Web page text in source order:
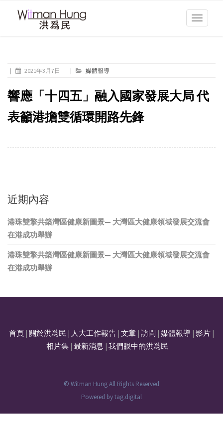
Toggle
| 2021年3月7日 | 媒體報導
響應「十四五」融入國家發展大局 代
表籲港擔雙循環開路先鋒
近期內容
港珠雙擎共築灣區健康新圖景— 大灣區大健康領域發展交流會
在港成功舉辦
港珠雙擎共築灣區健康新圖景— 大灣區大健康領域發展交流會
在港成功舉辦
首頁 關於洪爲民 人大工作報告 文章 訪問 媒體報導 影片
相片集| 最新消息 我們眼中的洪爲民
© Witman Hung All Rights Reserved
Powered bytag.digital